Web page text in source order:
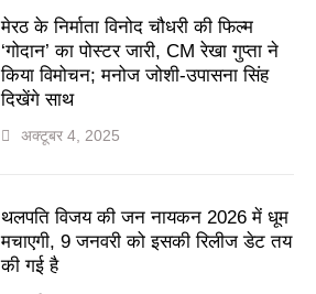
मेरठ के निर्माता विनोद चौधरी की फिल्म
‘गोदान’ का पोस्टर जारी, CM रेखा गुप्ता ने
किया विमोचन; मनोज जोशी-उपासना सिंह
दिखेंगे साथ
अक्टूबर 4, 2025
थलपति विजय की जन नायकन 2026 में धूम
मचाएगी, 9 जनवरी को इसकी रिलीज डेट तय
की गई है